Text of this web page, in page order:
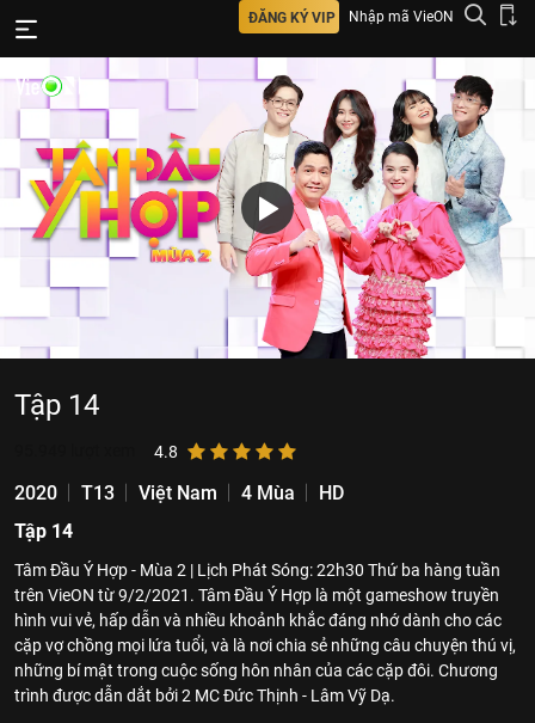
ĐĂNG KÝ VIP Nhập mã VieON
Tập 14
4.8
2020 T13 Việt Nam 4 Mùa
HD
Tập 14
Tâm Đầu Ý Hợp - Mùa 2 | Lịch Phát Sóng: 22h30 Thứ ba hàng tuần
trên VieON từ 9/2/2021. Tâm Đầu Ý Hợp là một gameshow truyền
hình vui vẻ, hấp dẫn và nhiều khoảnh khắc đáng nhớ dành cho các
cặp vợ chồng mọi lứa tuổi, và là nơi chia sẻ những câu chuyện thú vị,
những bí mật trong cuộc sống hôn nhân của các cặp đôi. Chương
trình được dẫn dắt bởi 2 MC Đức Thịnh - Lâm Vỹ Dạ.